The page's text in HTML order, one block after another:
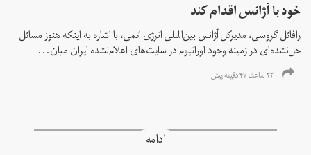
خود با آژانس اقدام کند
رافائل گروسی، مدیرکل آژانس بین‌المللی انرژی اتمی، با اشاره به اینکه هنوز مسائل
حل‌نشده‌ای در زمینه وجود اورانیوم در سایت‌های اعلام‌نشده ایران میان...
۲۲ ساعت ۴۷ دقیقه پیش
ادامه